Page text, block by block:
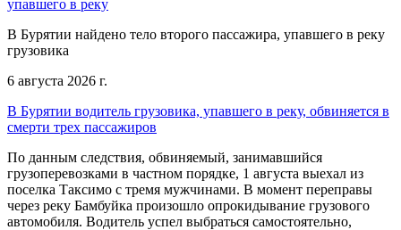
упавшего в реку
В Бурятии найдено тело второго пассажира, упавшего в реку
грузовика
6 августа 2026 г.
В Бурятии водитель грузовика, упавшего в реку, обвиняется в
смерти трех пассажиров
По данным следствия, обвиняемый, занимавшийся
грузоперевозками в частном порядке, 1 августа выехал из
поселка Таксимо с тремя мужчинами. В момент переправы
через реку Бамбуйка произошло опрокидывание грузового
автомобиля. Водитель успел выбраться самостоятельно,